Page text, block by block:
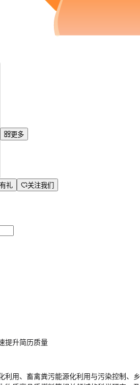
更多
礼
关注我们
提升简历质量
利用、畜禽粪污能源化利用与污染控制